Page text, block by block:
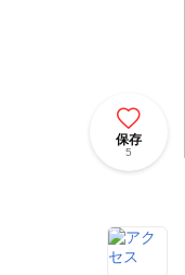
保存
5